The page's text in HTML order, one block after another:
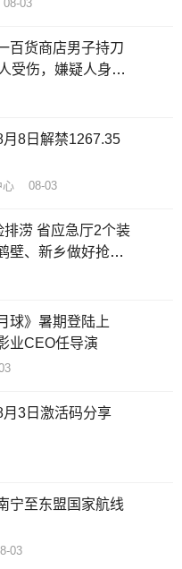
03
百货商店男子持刀
受伤，嫌疑人身份
8日解禁1267.35
心 08-03
排涝 省应急厅2个装
壁、新乡做好抢排
球》暑期登陆上
业CEO任导演
月3日激活码分享
宁至东盟国家航线
03